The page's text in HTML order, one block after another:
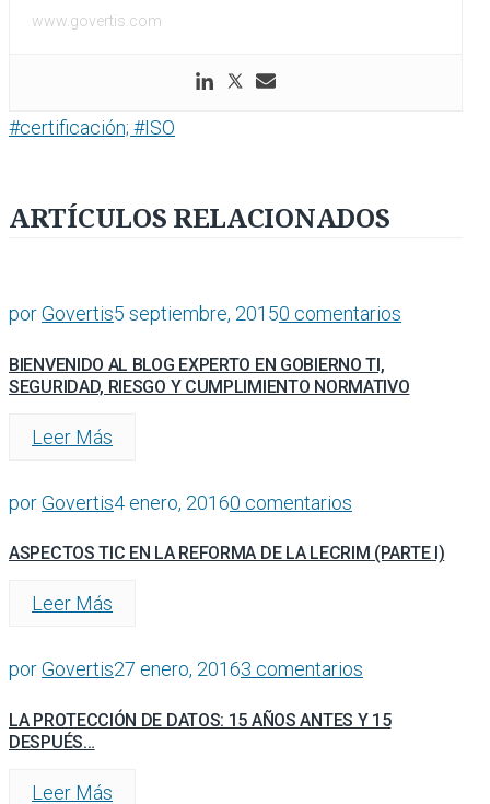
www.govertis.com
#certificación; #ISO
ARTÍCULOS RELACIONADOS
porGovertis5 septiembre, 20150 comentarios
BIENVENIDO AL BLOG EXPERTO EN GOBIERNO TI,
SEGURIDAD, RIESGO Y CUMPLIMIENTO NORMATIVO
Leer Más
porGovertis4 enero, 20160 comentarios
ASPECTOS TIC EN LA REFORMA DE LA LECRIM (PARTE I)
Leer Más
porGovertis27 enero, 20163 comentarios
LA PROTECCIÓN DE DATOS: 15 AÑOS ANTES Y 15
DESPUÉS…
Leer Más